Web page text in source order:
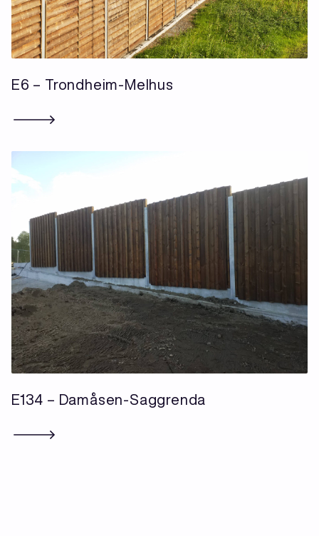
E6 – Trondheim-Melhus
E134 – Damåsen-Saggrenda